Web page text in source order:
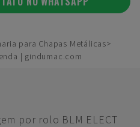
para Chapas Metálicas
| gindumac.com
por rolo BLM ELECT